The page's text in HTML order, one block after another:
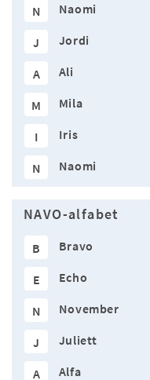
N Naomi
J Jordi
A Ali
M Mila
I Iris
N Naomi
NAVO-alfabet
B Bravo
E Echo
N November
J Juliett
A Alfa